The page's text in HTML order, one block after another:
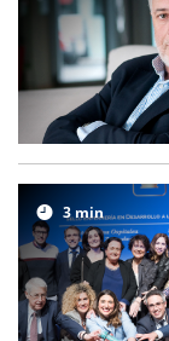
3 min